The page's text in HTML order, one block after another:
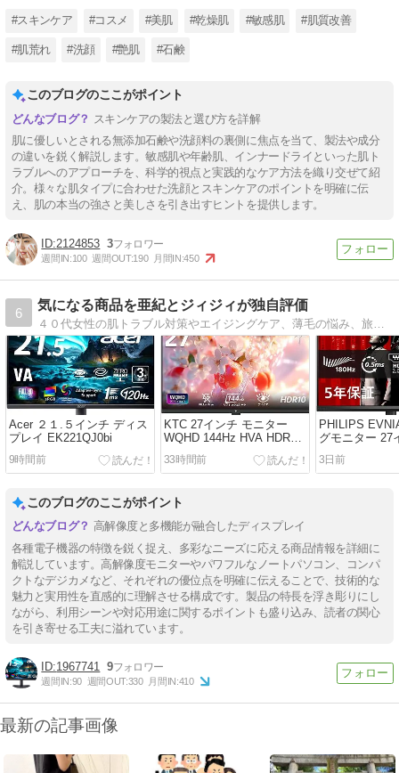
#スキンケア #コスメ #美肌 #乾燥肌 #敏感肌 #肌質改善
#肌荒れ #洗顔 #艶肌 #石鹸
このブログのここがポイント
スキンケアの製法と選び方を詳解
肌に優しいとされる無添加石鹸や洗顔料の裏側に焦点を当て、製法や成分
の違いを鋭く解説します。敏感肌や年齢肌、インナードライといった肌ト
ラブルへのアプローチを、科学的視点と実践的なケア方法を織り交ぜて紹
介。様々な肌タイプに合わせた洗顔とスキンケアのポイントを明確に伝
え、肌の本当の強さと美しさを引き出すヒントを提供します。
2124853 3
週間IN:100 週間OUT:190 月間IN:450
6
気になる商品を亜紀とジィジィが独自評価
Acer ２１.５インチ ディス
プレイ EK221QJ0bi
9時間前
KTC 27インチ モニター
WQHD 144Hz HVA HDR10
H27T27S
33時間前
PHILIPS
グモニター 27
3日前
このブログのここがポイント
高解像度と多機能が融合したディスプレイ
各種電子機器の特徴を鋭く捉え、多彩なニーズに応える商品情報を詳細に
解説しています。高解像度モニターやパワフルなノートパソコン、コンパ
クトなデジカメなど、それぞれの優位点を明確に伝えることで、技術的な
魅力と実用性を直感的に理解させる構成です。製品の特長を浮き彫りにし
ながら、利用シーンや対応用途に関するポイントも盛り込み、読者の関心
を引き寄せる工夫に溢れています。
1967741 9
週間IN:90 週間OUT:330 月間IN:410
最新の記事画像